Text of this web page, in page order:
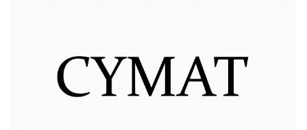
(+54) (379) 4231149 / 4231153